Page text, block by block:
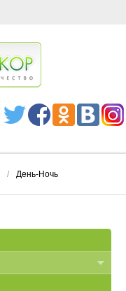
День-Ночь